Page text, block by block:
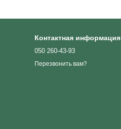
Контактная информация
050 260-43-93
Перезвонить вам?